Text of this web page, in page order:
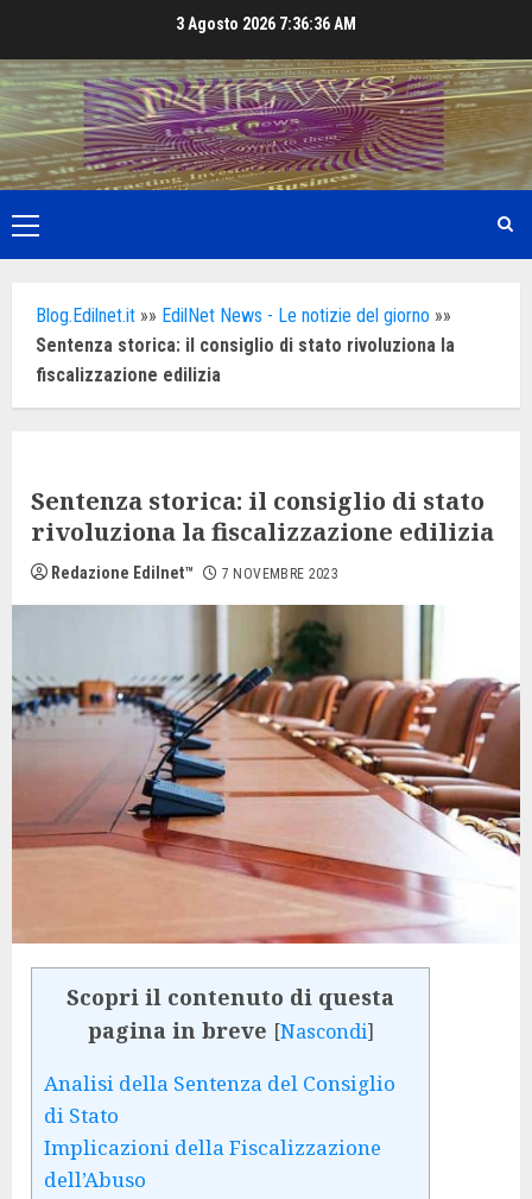
content
3 Agosto 2026 7:36:38 AM
Primary
Menu
Blog.Edilnet.it »» EdilNet News - Le notizie del giorno »»
Sentenza storica: il consiglio di stato rivoluziona la
fiscalizzazione edilizia
Sentenza storica: il consiglio di stato
rivoluziona la fiscalizzazione edilizia
Redazione Edilnet™ 7 NOVEMBRE 2023
Scopri il contenuto di questa
pagina in breve [Nascondi]
Analisi della Sentenza del Consiglio
di Stato
Implicazioni della Fiscalizzazione
dell’Abuso